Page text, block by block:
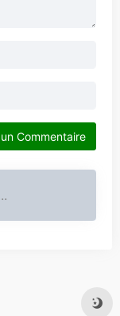
Commentaire